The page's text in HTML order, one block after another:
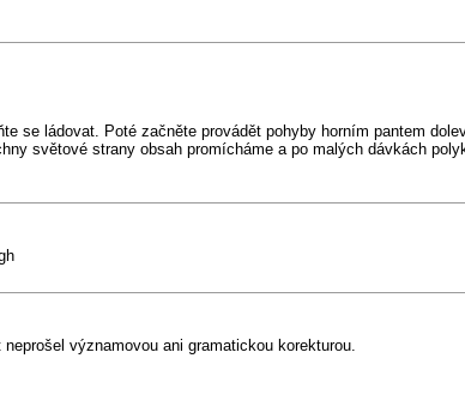
se ládovat. Poté začněte provádět pohyby horním pantem
světové strany obsah promícháme a po malých dávkách
významovou ani gramatickou korekturou.